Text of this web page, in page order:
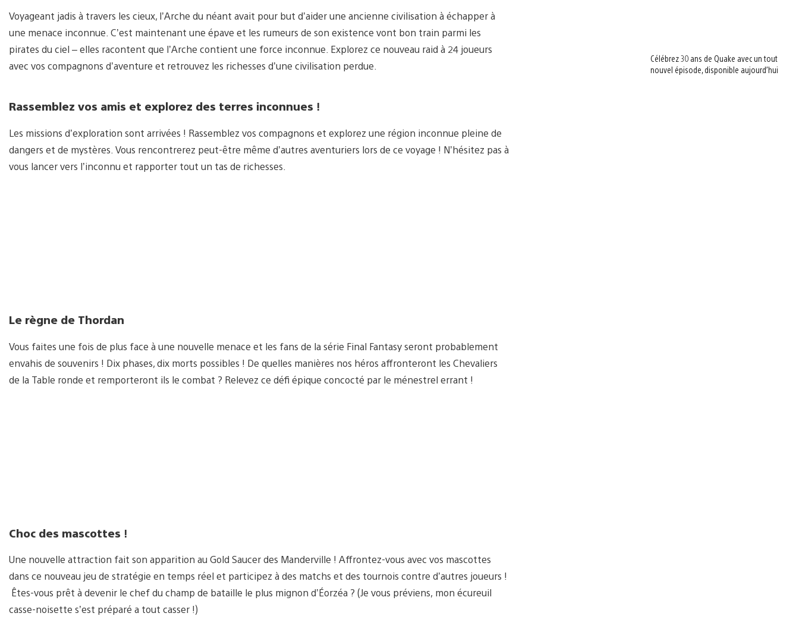
Voyageant jadis à travers les cieux, l’Arche du néant avait pour but d’aider une ancienne civilisation à échapper à
une menace inconnue. C’est maintenant une épave et les rumeurs de son existence vont bon train parmi les
pirates du ciel – elles racontent que l’Arche contient une force inconnue. Explorez ce nouveau raid à 24 joueurs
avec vos compagnons d’aventure et retrouvez les richesses d’une civilisation perdue.
Rassemblez vos amis et explorez des terres inconnues !
Les missions d’exploration sont arrivées ! Rassemblez vos compagnons et explorez une région inconnue pleine de
dangers et de mystères. Vous rencontrerez peut-être même d’autres aventuriers lors de ce voyage ! N’hésitez pas à
vous lancer vers l’inconnu et rapporter tout un tas de richesses.
Le règne de Thordan
Vous faites une fois de plus face à une nouvelle menace et les fans de la série Final Fantasy seront probablement
envahis de souvenirs ! Dix phases, dix morts possibles ! De quelles manières nos héros affronteront les Chevaliers
de la Table ronde et remporteront ils le combat ? Relevez ce défi épique concocté par le ménestrel errant !
Choc des mascottes !
Une nouvelle attraction fait son apparition au Gold Saucer des Manderville ! Affrontez-vous avec vos mascottes
dans ce nouveau jeu de stratégie en temps réel et participez à des matchs et des tournois contre d’autres joueurs !
Êtes-vous prêt à devenir le chef du champ de bataille le plus mignon d’Éorzéa ? (Je vous préviens, mon écureuil
casse-noisette s’est préparé a tout casser !)
Célébrez 30 ans de Quake avec un tout
nouvel épisode, disponible aujourd’hui